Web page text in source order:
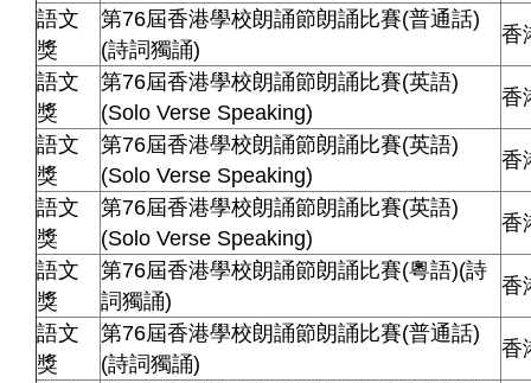
語文
獎
第76屆香港學校朗誦節朗誦比賽(普通話)
(詩詞獨誦)
香
語文
獎
第76屆香港學校朗誦節朗誦比賽(英語)
(Solo Verse Speaking)
香
語文
獎
第76屆香港學校朗誦節朗誦比賽(英語)
(Solo Verse Speaking)
香
語文
獎
第76屆香港學校朗誦節朗誦比賽(英語)
(Solo Verse Speaking)
香
語文
獎
第76屆香港學校朗誦節朗誦比賽(粵語)(詩
詞獨誦)
香
語文
獎
第76屆香港學校朗誦節朗誦比賽(普通話)
(詩詞獨誦)
香